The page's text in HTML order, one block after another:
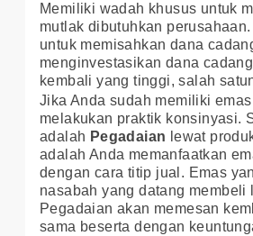
Memiliki wadah khusus untuk
mutlak dibutuhkan
untuk memisahkan dana
menginvestasikan dana
kembali yang tinggi, salah
Jika Anda sudah memiliki
melakukan praktik konsinyasi.
adalah Pegadaian lewat
adalah Anda memanfaatkan
dengan cara titip jual. Emas
nasabah yang datang membeli
Pegadaian akan memesan
sama beserta dengan